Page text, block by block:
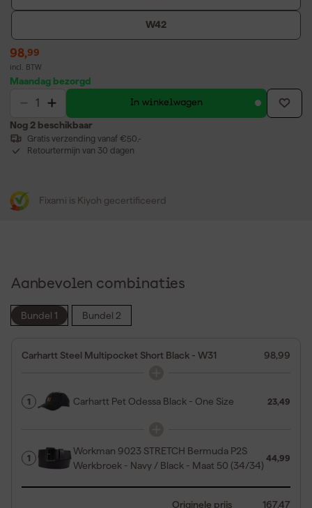
W42
98,99
incl. BTW
Maandag bezorgd
In winkelwagen
Nog 2 beschikbaar
Gratis verzending vanaf €50,-
Retourtermijn van 30 dagen
Fixami is Kiyoh gecertificeerd
Aanbevolen combinaties
Bundel 1 Bundel 2
Carhartt Steel Multipocket Short Black - W31 98,99
1 Carhartt Pet Odessa Black - One Size 23,49
1
Workman 9023 STRETCH Bermuda P2S
Werkbroek - Navy / Black - Maat 50 (34/34)
44,99
Originele prijs 167,47